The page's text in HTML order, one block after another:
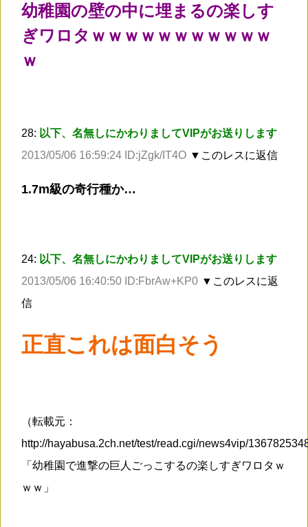
幼稚園の壁の中に埋まるの楽しす
ぎワロタｗｗｗｗｗｗｗｗｗｗｗ
ｗ
28: 以下、名無しにかわりましてVIPがお送りします
2013/05/06 16:59:24 ID:jZgk/IT4O ▼このレスに返信
1.7m級の奇行種か…
24: 以下、名無しにかわりましてVIPがお送りします
2013/05/06 16:40:50 ID:FbrAw+KP0 ▼このレスに返
信
正直これは面白そう
（転載元：
http://hayabusa.2ch.net/test/read.cgi/news4vip/
「幼稚園で進撃の巨人ごっこするの楽しすぎワロタｗ
ｗｗ」